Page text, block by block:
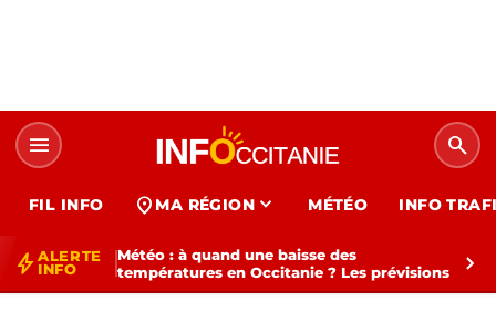
menu search
FIL INFO location_on MA RÉGION expand_more MÉTÉO INFO
bolt ALERTE
INFO
Météo : à quand une baisse des
températures en Occitanie ? Les prévisions
chevron_right